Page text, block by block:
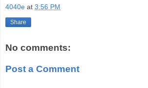
4040e at 3:56 PM
Share
No comments:
Post a Comment